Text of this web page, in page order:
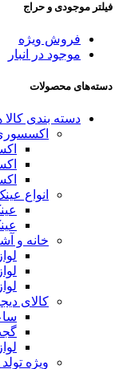
فیلتر موجودی و حراج
فروش ویژه
موجود در انبار
دسته‌های محصولات
دسته بندی کالا
انواع
خانه و
کالای
ویژه